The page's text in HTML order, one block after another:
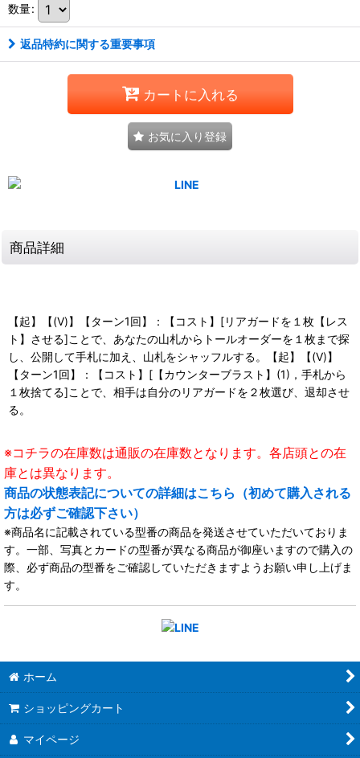
数量:
返品特約に関する重要事項
カートに入れる
お気に入り登録
商品詳細
【起】【(V)】【ターン1回】：【コスト】[リアガードを１枚【レス
ト】させる]ことで、あなたの山札からトールオーダーを１枚まで探
し、公開して手札に加え、山札をシャッフルする。【起】【(V)】
【ターン1回】：【コスト】[【カウンターブラスト】(1)，手札から
１枚捨てる]ことで、相手は自分のリアガードを２枚選び、退却させ
る。
※コチラの在庫数は通販の在庫数となります。各店頭との在
庫とは異なります。
商品の状態表記についての詳細はこちら（初めて購入される
方は必ずご確認下さい）
※商品名に記載されている型番の商品を発送させていただいておりま
す。一部、写真とカードの型番が異なる商品が御座いますので購入の
際、必ず商品の型番をご確認していただきますようお願い申し上げま
す。
ホーム
ショッピングカート
マイページ